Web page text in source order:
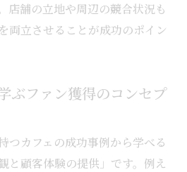
店舗の立地や周辺の競合状況も
両立させることが成功のポイン
ぶファン獲得のコンセプ
つカフェの成功事例から学べる
と顧客体験の提供」です。例え